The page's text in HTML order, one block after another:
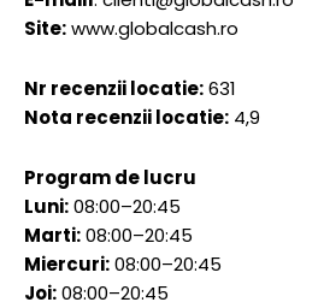
Site:www.globalcash.ro
Nr recenzii locatie:631
Nota recenzii locatie: 4,9
Program de lucru
Luni:08:00–20:45
Marti:08:00–20:45
Miercuri:08:00–20:45
Joi:08:00–20:45